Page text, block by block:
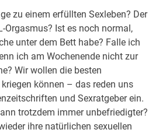
zu einem erfüllten Sexleben? Der
Orgasmus? Ist es noch normal,
unter dem Bett habe? Falle ich
ich am Wochenende nicht zur
Wir wollen die besten
können – das reden uns
und Sexratgeber ein.
trotzdem immer unbefriedigter?
ihre natürlichen sexuellen